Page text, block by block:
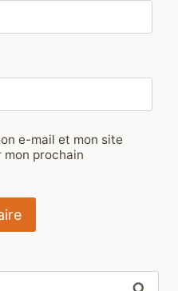
e-mail et mon site
prochain